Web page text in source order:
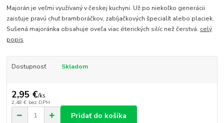
Majorán je veľmi využívaný v českej kuchyni. Už po niekoľko generácii
zaisťuje pravú chuť bramboráčkov, zabíjačkových špecialít alebo placiek.
Sušená majoránka obsahuje oveľa viac éterických silíc než čerstvá. celý
popis
Dostupnosť Skladom
2,95 €/ks
2,48 € bez DPH
Pridať do košíka